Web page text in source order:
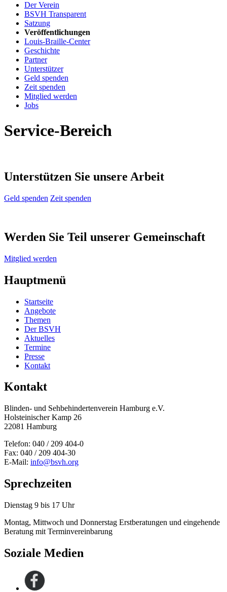
Der Verein
BSVH Transparent
Satzung
Veröffentlichungen
Louis-Braille-Center
Geschichte
Partner
Unterstützer
Geld spenden
Zeit spenden
Mitglied werden
Jobs
Service-Bereich
Unterstützen Sie unsere Arbeit
Geld spenden Zeit spenden
Werden Sie Teil unserer Gemeinschaft
Mitglied werden
Hauptmenü
Startseite
Angebote
Themen
Der BSVH
Aktuelles
Termine
Presse
Kontakt
Kontakt
Blinden- und Sehbehinderten­verein Hamburg e.V.
Holsteinischer Kamp 26
22081 Hamburg
Telefon: 040 / 209 404-0
Fax: 040 / 209 404-30
E-Mail: info@bsvh.org
Sprechzeiten
Dienstag 9 bis 17 Uhr
Montag, Mittwoch und Donnerstag Erstberatungen und eingehende
Beratung mit Terminvereinbarung
Soziale Medien